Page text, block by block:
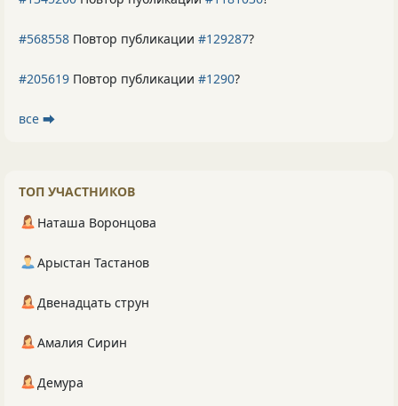
#568558 Повтор публикации #129287?
#205619 Повтор публикации #1290?
все ⮕
ТОП УЧАСТНИКОВ
Наташа Воронцова
Арыстан Тастанов
Двенадцать струн
Амалия Сирин
Демура